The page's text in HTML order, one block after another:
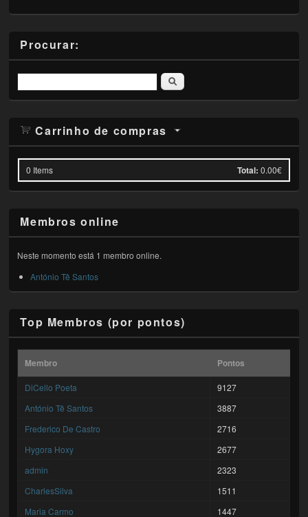
Procurar:
Pesquisar
Carrinho de compras
0 Items Total: 0.00€
Membros online
Neste momento está 1 membro online.
António Tê Santos
Top Membros (por pontos)
Membro Pontos
DiCello Poeta
9127
António Tê Santos
3887
Frederico De Castro
2716
Hygora Hoxy
2677
admin
2323
CharlesSilva
1511
Maria Carmo
1447